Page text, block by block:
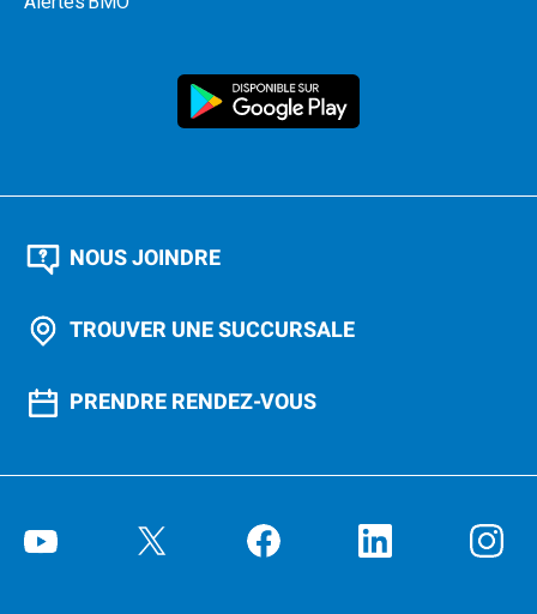
NOUS JOINDRE
TROUVER UNE SUCCURSALE
PRENDRE RENDEZ-VOUS